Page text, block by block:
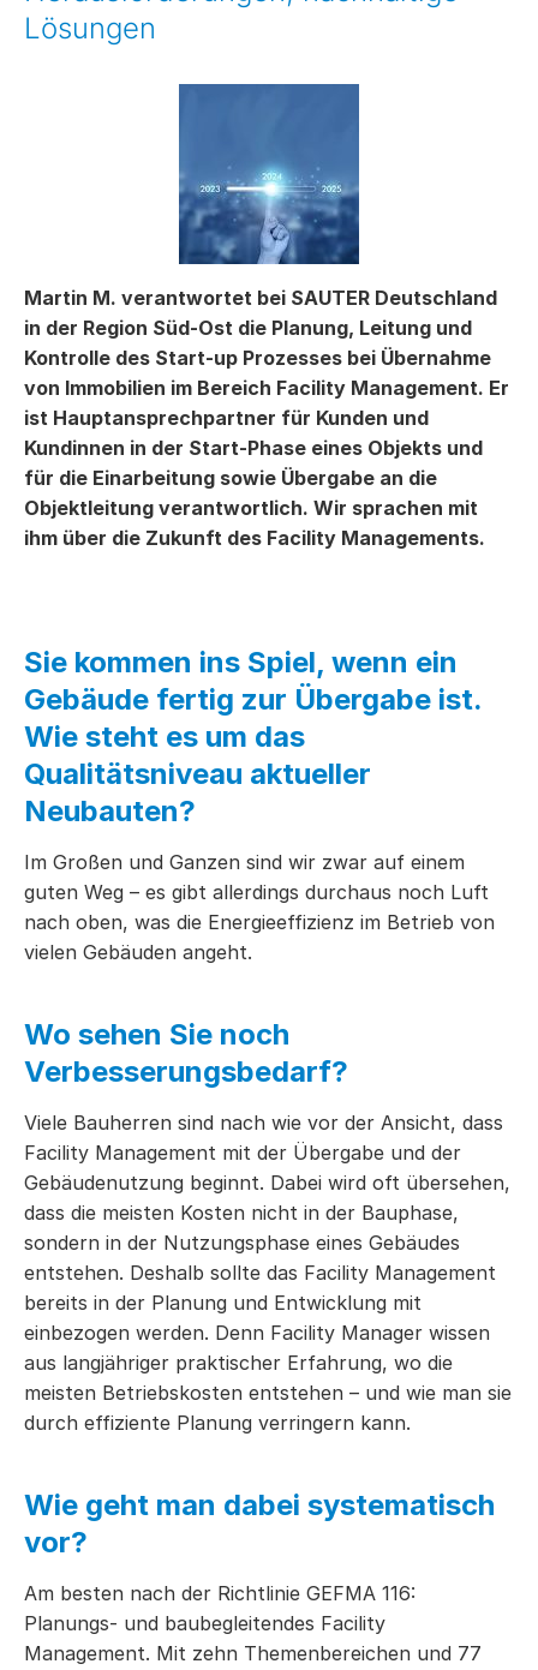
Lösungen
Martin M. verantwortet bei SAUTER Deutschland
in der Region Süd-Ost die Planung, Leitung und
Kontrolle des Start-up Prozesses bei Übernahme
von Immobilien im Bereich Facility Management. Er
ist Hauptansprechpartner für Kunden und
Kundinnen in der Start-Phase eines Objekts und
für die Einarbeitung sowie Übergabe an die
Objektleitung verantwortlich. Wir sprachen mit
ihm über die Zukunft des Facility Managements.
Sie kommen ins Spiel, wenn ein
Gebäude fertig zur Übergabe ist.
Wie steht es um das
Qualitätsniveau aktueller
Neubauten?
Im Großen und Ganzen sind wir zwar auf einem
guten Weg – es gibt allerdings durchaus noch Luft
nach oben, was die Energieeffizienz im Betrieb von
vielen Gebäuden angeht.
Wo sehen Sie noch
Verbesserungsbedarf?
Viele Bauherren sind nach wie vor der Ansicht, dass
Facility Management mit der Übergabe und der
Gebäudenutzung beginnt. Dabei wird oft übersehen,
dass die meisten Kosten nicht in der Bauphase,
sondern in der Nutzungsphase eines Gebäudes
entstehen. Deshalb sollte das Facility Management
bereits in der Planung und Entwicklung mit
einbezogen werden. Denn Facility Manager wissen
aus langjähriger praktischer Erfahrung, wo die
meisten Betriebskosten entstehen – und wie man sie
durch effiziente Planung verringern kann.
Wie geht man dabei systematisch
vor?
Am besten nach der Richtlinie GEFMA 116:
Planungs- und baubegleitendes Facility
Management. Mit zehn Themenbereichen und 77